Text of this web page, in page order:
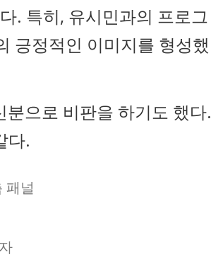
. 특히, 유시민과의 프로그
긍정적인 이미지를 형성했
으로 비판을 하기도 했다.
다.
패널